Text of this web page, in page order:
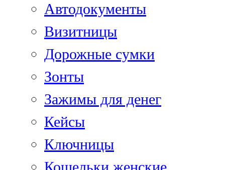
Автодокументы
Визитницы
Дорожные сумки
Зонты
Зажимы для денег
Кейсы
Ключницы